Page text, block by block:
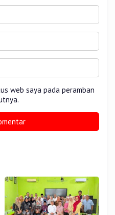
web saya pada peramban